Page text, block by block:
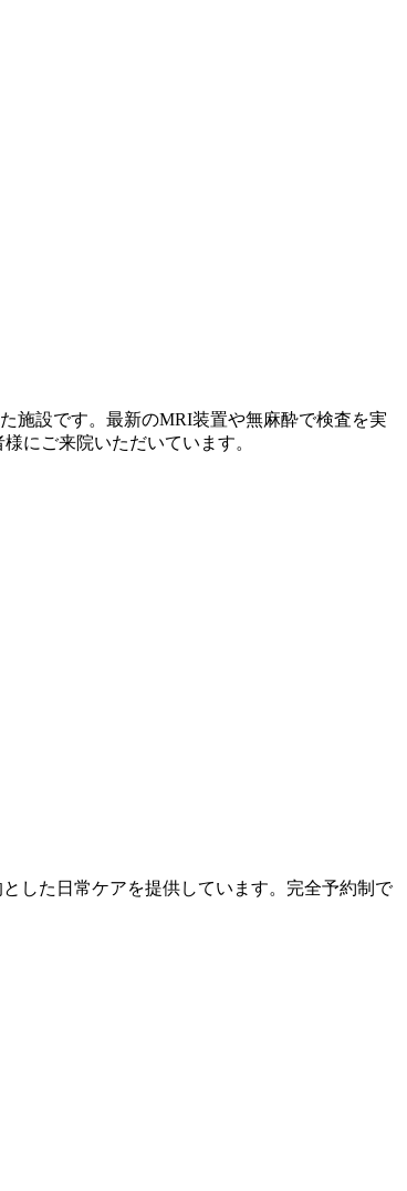
施設です。最新のMRI装置や無麻酔で検査を実
にご来院いただいています。
した日常ケアを提供しています。完全予約制で